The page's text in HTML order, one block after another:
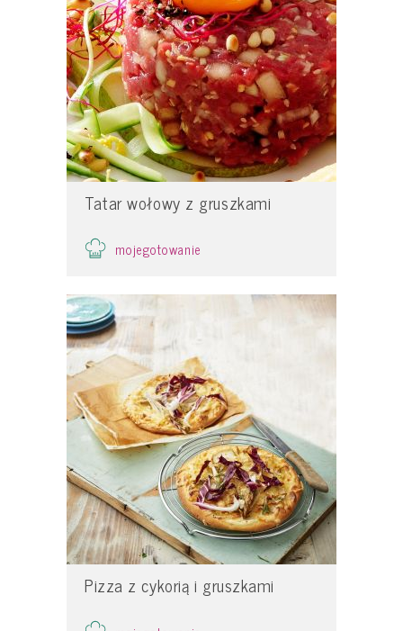
Tatar wołowy z gruszkami
mojegotowanie
Pizza z cykorią i gruszkami